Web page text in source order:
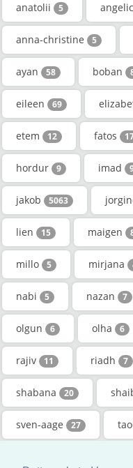
anatolii 5
anna-christine 5
ayan 58 boban
eileen 69
etem 12 fatos
hordur 9 imad
jakob 5063
lien 15 maigen
millo 5 mirjana
nabi 5 nazan 7
olgun 6 olha 6
rajiv 11 riadh 7
shabana 20
sven-aage 27